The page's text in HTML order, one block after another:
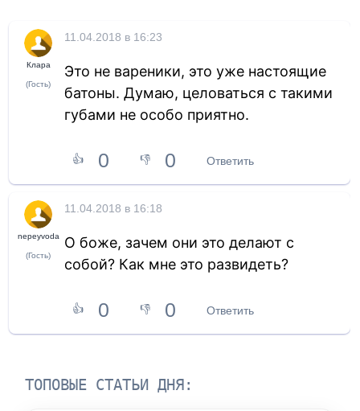
Клара
(Гость)
11.04.2018 в 16:23
Это не вареники, это уже настоящие
батоны. Думаю, целоваться с такими
губами не особо приятно.
👍 0 👎 0 Ответить
nepeyvoda
(Гость)
11.04.2018 в 16:18
О боже, зачем они это делают с
собой? Как мне это развидеть?
👍 0 👎 0 Ответить
ТОПОВЫЕ СТАТЬИ ДНЯ: